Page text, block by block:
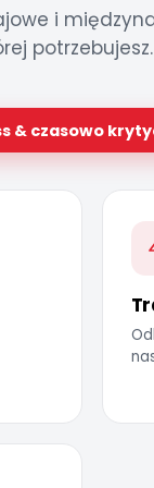
i
potrzebujesz.
& czasowo